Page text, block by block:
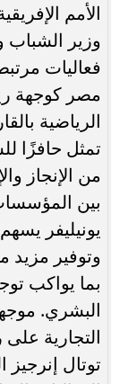
وزير الشباب
فعاليات
مصر كوجهة
الرياضية
تمثل حافزًا
من الإنجاز
بين
يونيليفر
وتوفير مزيد
بما يواكب
البشري.
التجارية على